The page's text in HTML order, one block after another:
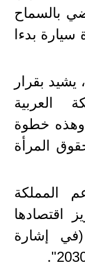
سبتمبر 2017، يقضي بالسماح
سيارة بدءا
يشيد بقرار
العربية
وهذه خطوة
المرأة
المملكة
اقتصادها
إشارة